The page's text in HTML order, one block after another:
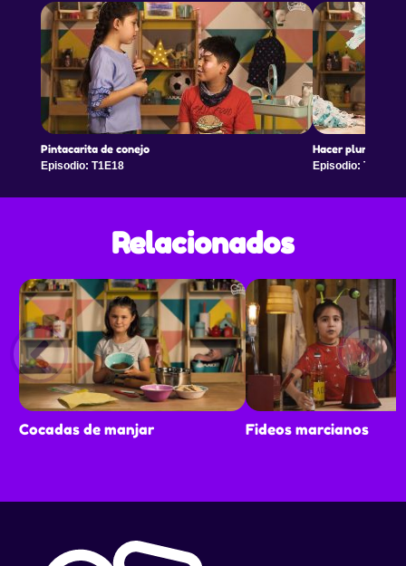
Pintacarita de conejo
Episodio: T1E18
Hacer plumeros
Episodio: T1E19
Relacionados
Cocadas de manjar Fideos marcianos